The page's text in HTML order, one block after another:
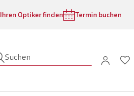
Ihren Optiker finden Termin buchen
Suchen